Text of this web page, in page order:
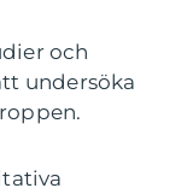
och
undersöka